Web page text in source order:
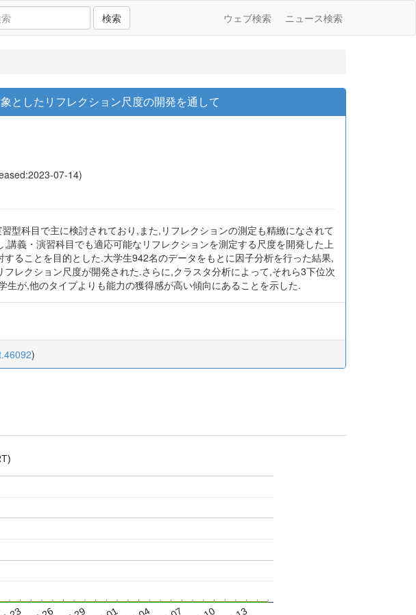
検索 ウェブ検索 ニュース検索
としたリフレクション尺度の開発を通して
07-14)
型科目で主に検討されており,また,リフレクションの測定も精緻になされて
義・演習科目でも適応可能なリフレクションを測定する尺度を開発した上
ることを目的とした.大学生942名のデータをもとに因子分析を行った結果,
レクション尺度が開発された.さらに,クラスタ分析によって,それら3下位次
が,他のタイプよりも能力の獲得感が高い傾向にあることを示した.
)